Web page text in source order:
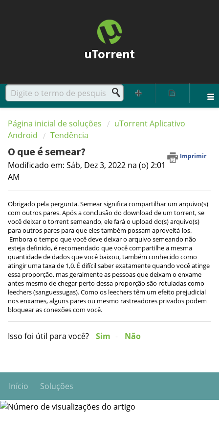
uTorrent
Página inicial de soluções
uTorrent Aplicativo
Android
Tendência
O que é semear? Imprimir
Modificado em: Sáb, Dez 3, 2022 na (o) 2:01
AM
Obrigado pela pergunta. Semear significa compartilhar um arquivo(s)
com outros pares. Após a conclusão do download de um torrent, se
você deixar o torrent semeando, ele fará o upload do(s) arquivo(s)
para outros pares para que eles também possam aproveitá-los.
Embora o tempo que você deve deixar o arquivo semeando não
esteja definido, é recomendado que você compartilhe a mesma
quantidade de dados que você baixou, também conhecido como
atingir uma taxa de 1,0. É difícil saber exatamente quando você atinge
essa proporção, mas geralmente as pessoas que deixam o enxame
antes mesmo de chegar perto dessa proporção são rotuladas como
leechers (sanguessugas). Como os leechers têm um efeito prejudicial
nos enxames, alguns pares ou mesmo rastreadores privados podem
bloquear as conexões com você.
Isso foi útil para você? Sim Não
Início Soluções